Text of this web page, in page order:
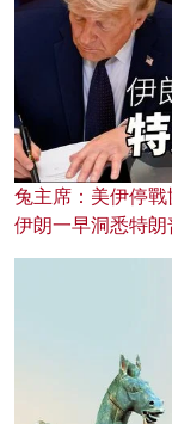
兔主席：美伊停
伊朗一早洞悉特朗